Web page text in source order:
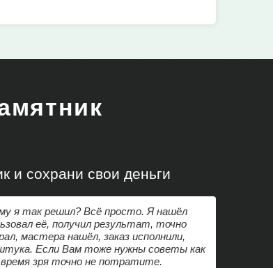
и сохрани свои деньги
я так решил? Всё просто. Я нашёл
её, получил результат, точно
мастера нашёл, заказ исполнили,
Если Вам тоже нужны советы как
зря точно не потратите.